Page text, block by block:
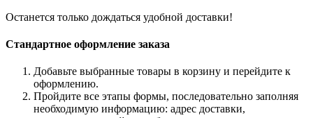
Останется только дождаться удобной доставки!
Стандартное оформление заказа
Добавьте выбранные товары в корзину и перейдите к
оформлению.
Пройдите все этапы формы, последовательно заполняя
необходимую информацию: адрес доставки,